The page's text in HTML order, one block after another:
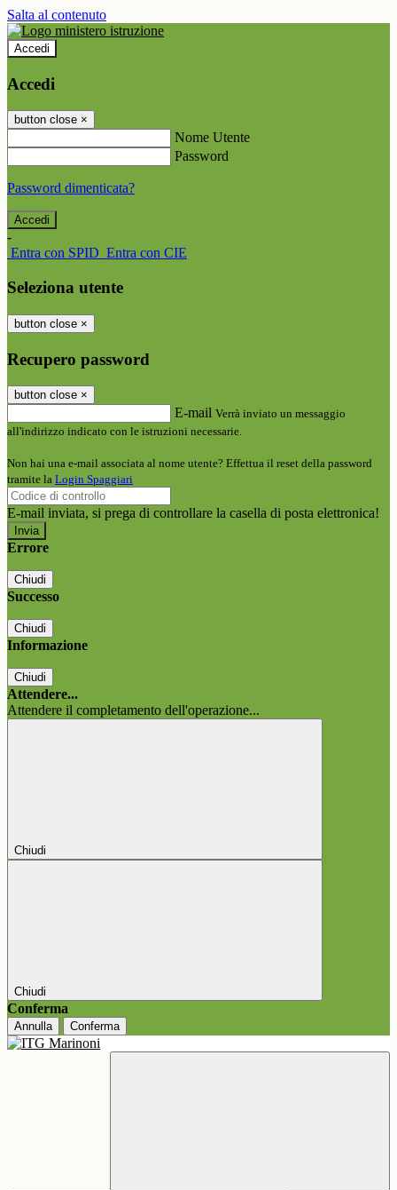
Salta al contenuto
Accedi
Accedi
button close ×
Nome Utente
Password
Password dimenticata?
-
Entra con SPID Entra con CIE
Seleziona utente
button close ×
Recupero password
button close ×
E-mail Verrà inviato un messaggio
all'indirizzo indicato con le istruzioni necessarie.
Non hai una e-mail associata al nome utente? Effettua il reset della password
tramite la Login Spaggiari
E-mail inviata, si prega di controllare la casella di posta elettronica!
Errore
Chiudi
Successo
Chiudi
Informazione
Chiudi
Attendere...
Attendere il completamento dell'operazione...
Chiudi
Chiudi
Conferma
Annulla Conferma